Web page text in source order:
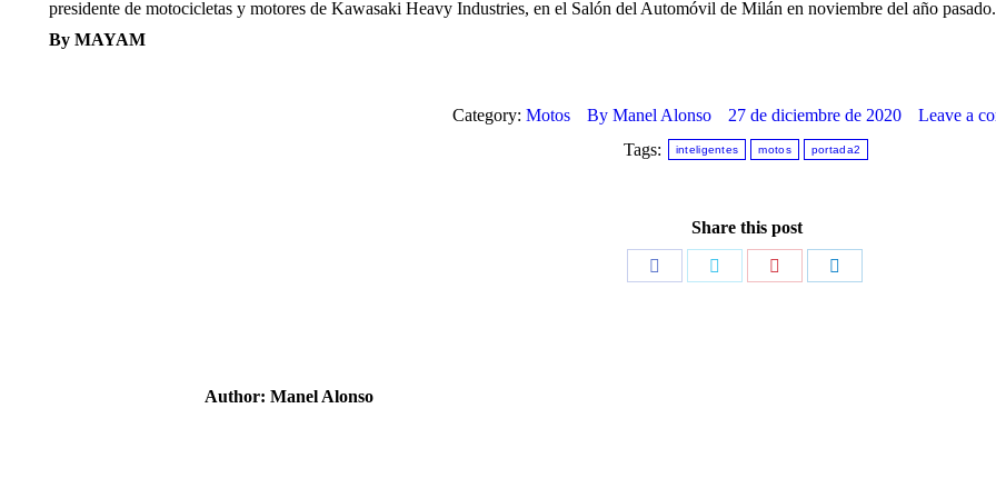
presidente de motocicletas y motores de Kawasaki Heavy Industries, en el Salón del Automóvil de Milán en noviembre del año pasado.
By MAYAM
Category: Motos By Manel Alonso 27 de diciembre de 2020
Leave a
Tags:
inteligentes motos portada2
Share this post
Author: Manel Alonso